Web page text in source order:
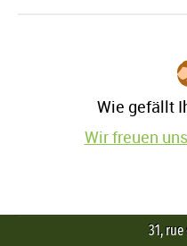
Wie gefällt
Wir freuen
31,